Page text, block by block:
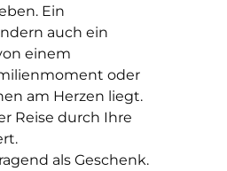
Ein
auch ein
einem
oder
am Herzen liegt.
Reise durch Ihre
als Geschenk.